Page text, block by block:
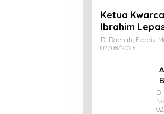
Ketua
Ibrahim
2026
Di Daerah, Ekobis,
02/08/2026